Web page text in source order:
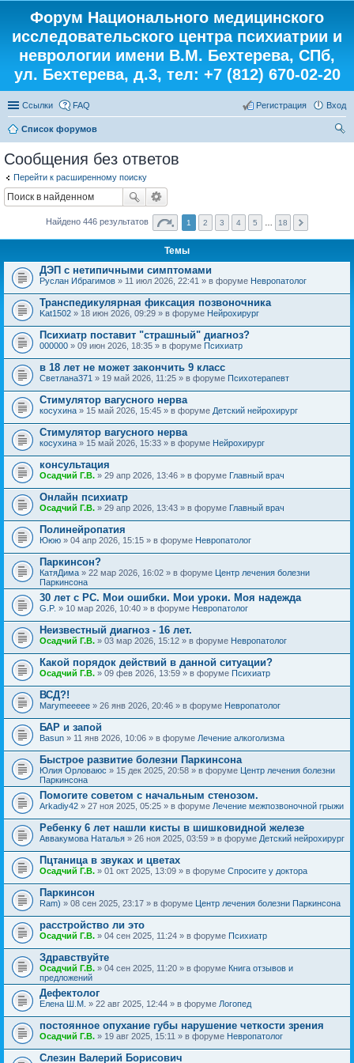
Форум Национального медицинского
исследовательского центра психиатрии и
неврологии имени В.М. Бехтерева, СПб,
ул. Бехтерева, д.3, тел: +7 (812) 670-02-20
Ссылки FAQ Вход
Регистрация
Список форумов
Сообщения без ответов
Перейти к расширенному поиску
Найдено 446 результатов 1 2 3 4 5 18
Темы
ДЭП с нетипичными симптомами
Руслан Ибрагимов » 11 июл 2026, 22:41 » в форуме Невропатолог
Транспедикулярная фиксация позвоночника
Kat1502 » 18 июн 2026, 09:29 » в форуме Нейрохирург
Психиатр поставит "страшный" диагноз?
000000 » 09 июн 2026, 18:35 » в форуме Психиатр
в 18 лет не может закончить 9 класс
Светлана371 » 19 май 2026, 11:25 » в форуме Психотерапевт
Стимулятор вагусного нерва
косухина » 15 май 2026, 15:45 » в форуме Детский нейрохирург
Стимулятор вагусного нерва
косухина » 15 май 2026, 15:33 » в форуме Нейрохирург
консультация
Осадчий Г.В. » 29 апр 2026, 13:46 » в форуме Главный врач
Онлайн психиатр
Осадчий Г.В. » 29 апр 2026, 13:43 » в форуме Главный врач
Полинейропатия
Ююю » 04 апр 2026, 15:15 » в форуме Невропатолог
Паркинсон?
КатяДима » 22 мар 2026, 16:02 » в форуме Центр лечения болезни
Паркинсона
30 лет с РС. Мои ошибки. Мои уроки. Моя надежда
G.P. » 10 мар 2026, 10:40 » в форуме Невропатолог
Неизвестный диагноз - 16 лет.
Осадчий Г.В. » 03 мар 2026, 15:12 » в форуме Невропатолог
Какой порядок действий в данной ситуации?
Осадчий Г.В. » 09 фев 2026, 13:59 » в форуме Психиатр
ВСД?!
Marymeeeee » 26 янв 2026, 20:46 » в форуме Невропатолог
БАР и запой
Basun » 11 янв 2026, 10:06 » в форуме Лечение алкоголизма
Быстрое развитие болезни Паркинсона
Юлия Орловаюс » 15 дек 2025, 20:58 » в форуме Центр лечения болезни
Паркинсона
Помогите советом с начальным стенозом.
Arkadiy42 » 27 ноя 2025, 05:25 » в форуме Лечение межпозвоночной грыжи
Ребенку 6 лет нашли кисты в шишковидной железе
Аввакумова Наталья » 26 ноя 2025, 03:59 » в форуме Детский нейрохирург
Пцтаница в звуках и цветах
Осадчий Г.В. » 01 окт 2025, 13:09 » в форуме Спросите у доктора
Паркинсон
Ram) » 08 сен 2025, 23:17 » в форуме Центр лечения болезни Паркинсона
расстройство ли это
Осадчий Г.В. » 04 сен 2025, 11:24 » в форуме Психиатр
Здравствуйте
Осадчий Г.В. » 04 сен 2025, 11:20 » в форуме Книга отзывов и
предложений
Дефектолог
Елена Ш.М. » 22 авг 2025, 12:44 » в форуме Логопед
постоянное опухание губы нарушение четкости зрения
Осадчий Г.В. » 19 авг 2025, 15:11 » в форуме Невропатолог
Слезин Валерий Борисович